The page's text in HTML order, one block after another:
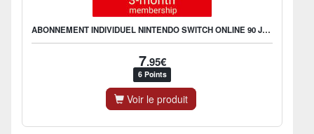
ABONNEMENT INDIVIDUEL NINTENDO SWITCH ONLINE 90 JOURS
7.95€
6 Points
Voir le produit